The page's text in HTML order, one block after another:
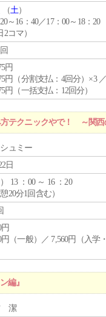
（土）
～16：40／17：00～18：20
2コマ）
円
円（分割支払：4回分）×3
円（一括支払：12回分）
テクニックやで！ ～関
ュミー
日
） 13 ：00 ～ 16 ：20
憩20分1回含む）
円
円（一般）／ 7,560円（入学
編』
潔